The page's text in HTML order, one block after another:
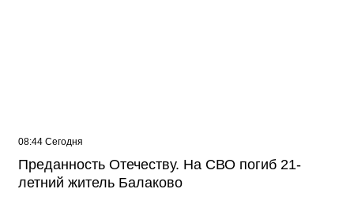
08:44 Сегодня
Преданность Отечеству. На СВО погиб 21-
летний житель Балаково